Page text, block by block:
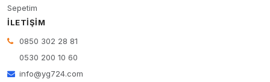
Sepetim
İLETIŞIM
0850 302 28 81
0530 200 10 60
info@yg724.com